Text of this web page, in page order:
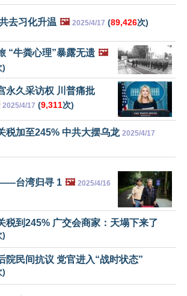
去习化升温 🖼️ 2025/4/17 (89,426次)
“牛粪心理”暴露无遗 🖼️
)
永久采访权 川普痛批
2025/4/17 (9,311次)
税加至245% 中共大摆乌龙 2025/4/17
台湾归寻 1 🖼️ 2025/4/16
税到245% 广交会商家：天塌下来了
)
院民间抗议 党官进入“战时状态”
)